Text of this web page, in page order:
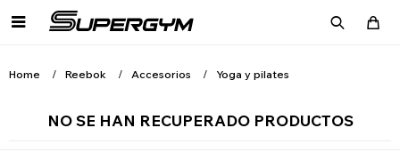

Home Reebok Accesorios Yoga y pilates
NO SE HAN RECUPERADO PRODUCTOS